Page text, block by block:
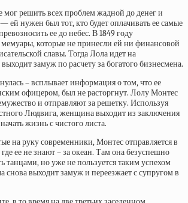
решить всех проблем жадной до денег и
ей нужен был тот, кто будет оплачивать ее самые
ее до небес. В 1849 году
мемуары, которые не принесли ей ни финансовой
славы. Тогда Лола идет на
замуж по расчету за богатого бизнесмена.
– всплывает информация о том, что ее
офицером, был не расторгнут. Лолу Монтес
и отправляют за решетку. Используя
Людвига, женщина выходит из заключения
жизнь с чистого листа.
на руку современники, Монтес отправляется в
где ее не знают – за океан. Там она безуспешно
танцами, но уже не пользуется таким успехом
снова выходит замуж и переезжает с супругом в